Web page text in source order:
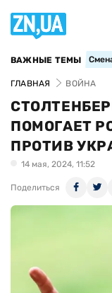
ВАЖНЫЕ ТЕМЫ
ГЛАВНАЯ ВОЙНА
ПОМОГАЕТ
ПРОТИВ
14 мая, 2024, 11:52
Поделиться